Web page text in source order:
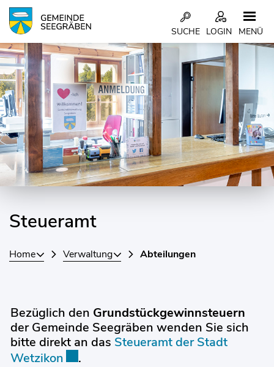
Kopfzeile
LOGIN
SUCHE MENÜ
Inhalt
Steueramt
Home Verwaltung Abteilungen
Bezüglich den Grundstückgewinnsteuern
der Gemeinde Seegräben wenden Sie sich
bitte direkt an das Steueramt der Stadt
Wetzikon Externer Link wird in einem neuen
.
Zugehörige Objekte